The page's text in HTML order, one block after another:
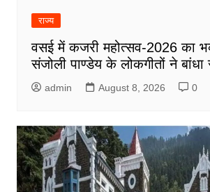
राज्य
वसई में कजरी महोत्सव-2026 का
संजोली पाण्डेय के लोकगीतों ने बांधा
admin August 8, 2026 0